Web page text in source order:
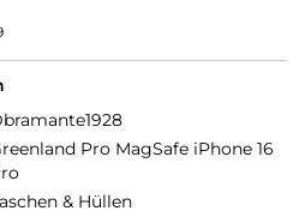
Pro MagSafe iPhone 16
& Hüllen